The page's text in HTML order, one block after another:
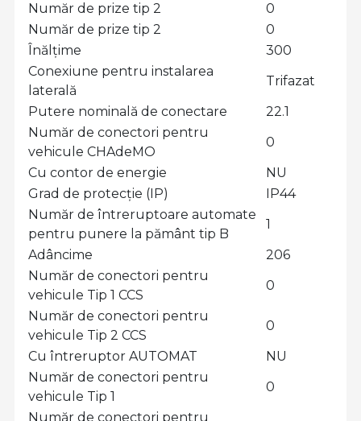
Număr de prize tip 2
0
Număr de prize tip 2
0
Înălțime
300
Conexiune pentru instalarea
laterală
Trifazat
Putere nominală de conectare
22.1
Număr de conectori pentru
vehicule CHAdeMO
0
Cu contor de energie
NU
Grad de protecție (IP)
IP44
Număr de întreruptoare automate
pentru punere la pământ tip B
1
Adâncime
206
Număr de conectori pentru
vehicule Tip 1 CCS
0
Număr de conectori pentru
vehicule Tip 2 CCS
0
Cu întreruptor AUTOMAT
NU
Număr de conectori pentru
vehicule Tip 1
0
Număr de conectori pentru